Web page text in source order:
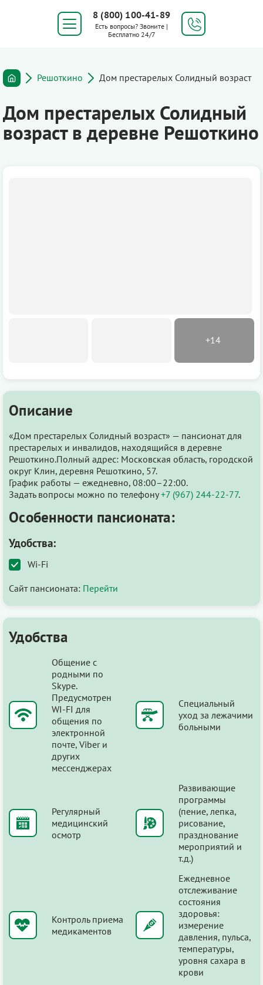
8 (800) 100-41-89
Есть вопросы? Звоните |
Бесплатно 24/7
Решоткино Дом престарелых Солидный возраст
Дом престарелых Солидный
возраст в деревне Решоткино
Описание
«Дом престарелых Солидный возраст» — пансионат для
престарелых и инвалидов, находящийся в деревне
Решоткино.Полный адрес: Московская область, городской
округ Клин, деревня Решоткино, 57.
График работы — ежедневно, 08:00–22:00.
Задать вопросы можно по телефону+7 (967) 244-22-77.
Особенности пансионата:
Удобства:
Wi-Fi
Сайт пансионата: Перейти
Удобства
Общение с
родными по
Skype.
Предусмотрен
WI-FI для
общения по
электронной
почте, Viber и
других
мессенджерах
Специальный
уход за лежачими
больными
Регулярный
медицинский
осмотр
Развивающие
программы
(пение, лепка,
рисование,
празднование
мероприятий и
т.д.)
Контроль приема
медикаментов
Ежедневное
отслеживание
состояния
здоровья:
измерение
давления, пульса,
температуры,
уровня сахара в
крови